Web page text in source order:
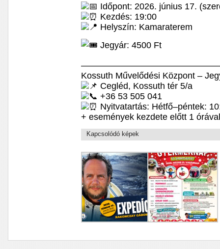
Időpont: 2026. június 17.
Kezdés: 19:00
Helyszín: Kamaraterem
Jegyár: 4500 Ft
Kossuth Művelődési Központ –
Cegléd, Kossuth tér 5/a
+36 53 505 041
Nyitvatartás: Hétfő–péntek:
+ események kezdete előtt 1
Kapcsolódó képek